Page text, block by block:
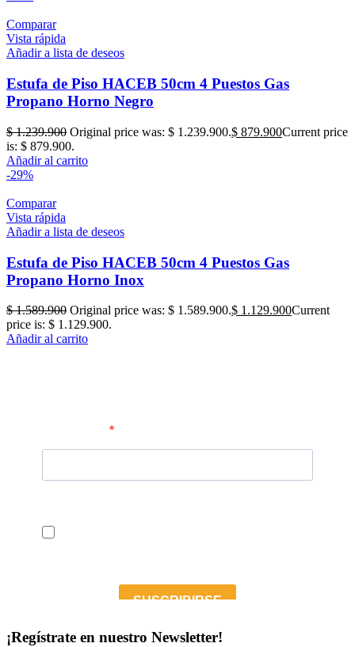
Comparar
Vista rápida
Añadir a lista de deseos
Estufa de Piso HACEB 50cm 4 Puestos Gas
Propano Horno Negro
$1.239.900 Original price was: $ 1.239.900.$ 879.900Current price
is: $ 879.900.
Añadir al carrito
-29%
Comparar
Vista rápida
Añadir a lista de deseos
Estufa de Piso HACEB 50cm 4 Puestos Gas
Propano Horno Inox
$1.589.900 Original price was: $ 1.589.900.$ 1.129.900Current
price is: $ 1.129.900.
Añadir al carrito
¡Regístrate en nuestro Newsletter!